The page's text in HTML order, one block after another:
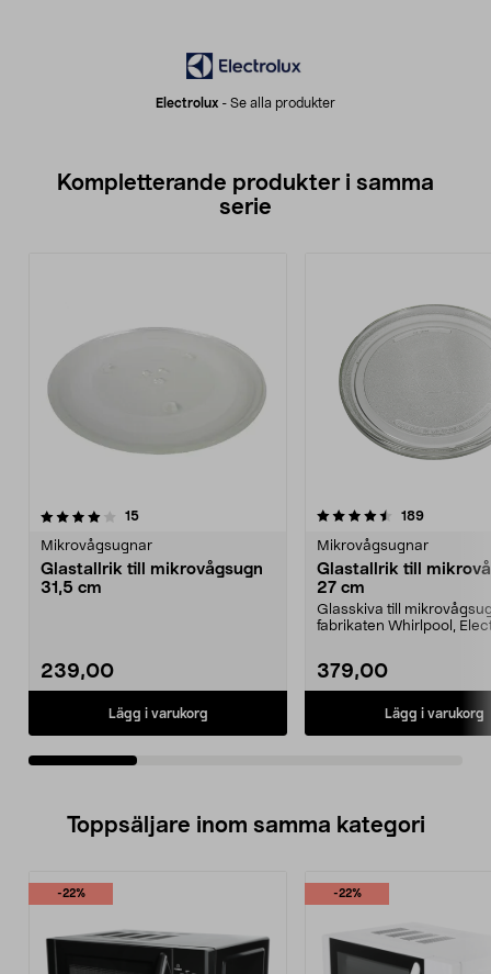
Electrolux - Se alla produkter
Kompletterande produkter i samma
serie
15recensioner
Mikrovågsugnar
Glastallrik till mikrovågsugn
31,5 cm
239,00
Lägg i varukorg
4.5av 5 stjärnor 189
Mikrovågsugnar
Glastallrik till
27 cm
Glasskiva till
fabrikaten Whirlpool,
379,00
Lägg i varukorg
4.5av 5 stjärnor
Toppsäljare inom samma kategori
-22% -22%